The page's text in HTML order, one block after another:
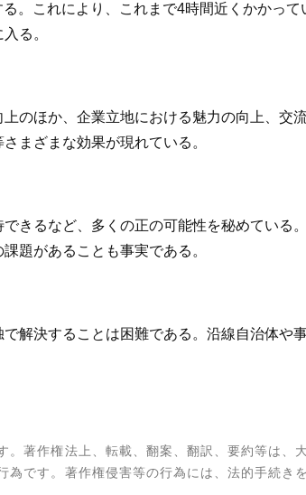
。これにより、これまで4時間近くかかっ
る。
のほか、企業立地における魅力の向上、交
まざまな効果が現れている。
きるなど、多くの正の可能性を秘めている
題があることも事実である。
解決することは困難である。沿線自治体や
著作権法上、転載、翻案、翻訳、要約等は、
です。著作権侵害等の行為には、法的手続き